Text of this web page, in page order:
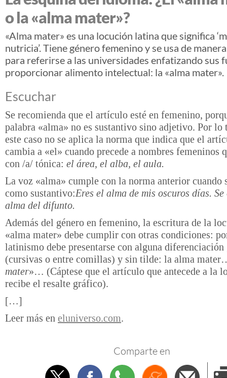
o la «alma mater»?
«Alma mater» es una locución latina que significa
nutricia’. Tiene género femenino y se usa de
para referirse a las universidades enfatizando sus
proporcionar alimento intelectual: la «alma mater».
Escuchar
Se recomienda que el artículo esté en femenino,
palabra «alma» no es sustantivo sino adjetivo. Por lo
este caso no se aplica la norma que indica que el
cambia a «el» cuando precede a nombres femeninos
con /a/ tónica: el área, el alba, el aula.
La voz «alma» cumple con la norma anterior cuando
como sustantivo:Eres el alma de mis oscuros días.
alma del difunto.
Además del género en femenino, la escritura de la
«alma mater» debe cumplir con otras condiciones:
latinismo debe presentarse con alguna
(cursivas o entre comillas) y sin tilde: la alma
mater»… (Cáptese que el artículo que antecede a la
recibe el resalte gráfico).
[…]
Leer más en eluniverso.com.
Comparte en
TwitterFacebookWhatsappMenéame